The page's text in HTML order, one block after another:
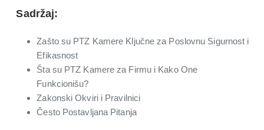
Sadržaj:
Zašto su PTZ Kamere Ključne za Poslovnu Sigurnost i
Efikasnost
Šta su PTZ Kamere za Firmu i Kako One
Funkcionišu?
Zakonski Okviri i Pravilnici
Često Postavljana Pitanja